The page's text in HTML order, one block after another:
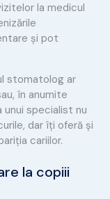
la medicul
și pot
stomatolog ar
în anumite
specialist nu
dar îți oferă și
cariilor.
la copiii